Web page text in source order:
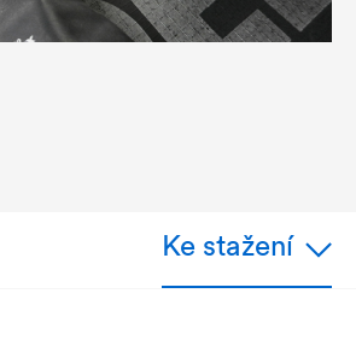
Ke stažení